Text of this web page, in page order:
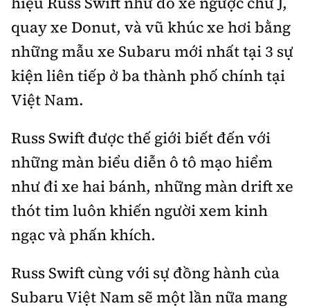
Thông tin tòa soạn
quay xe Donut, và vũ khúc xe hơi bằng
những mẫu xe Subaru mới nhất tại 3 sự
kiện liên tiếp ở ba thành phố chính tại
Việt Nam.
Russ Swift được thế giới biết đến với
những màn biểu diễn ô tô mạo hiểm
như đi xe hai bánh, những màn drift xe
thót tim luôn khiến người xem kinh
ngạc và phấn khích.
Russ Swift cùng với sự đồng hành của
Subaru Việt Nam sẽ một lần nữa mang